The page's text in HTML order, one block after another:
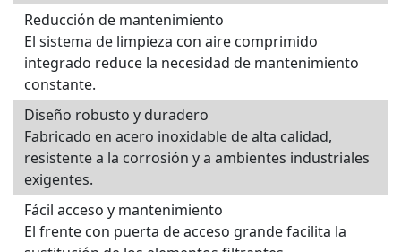
Reducción de mantenimiento
El sistema de limpieza con aire comprimido
integrado reduce la necesidad de mantenimiento
constante.
Diseño robusto y duradero
Fabricado en acero inoxidable de alta calidad,
resistente a la corrosión y a ambientes industriales
exigentes.
Fácil acceso y mantenimiento
El frente con puerta de acceso grande facilita la